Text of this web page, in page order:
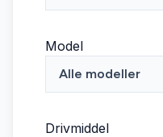
Model
Alle modeller
Drivmiddel